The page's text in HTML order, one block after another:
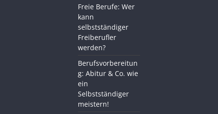
Freie Berufe: Wer
kann
selbstständiger
Freiberufler
werden?
Berufsvorbereitun
g: Abitur & Co. wie
ein
Selbstständiger
meistern!